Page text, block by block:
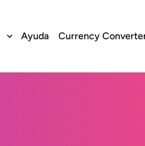
Ayuda Currency